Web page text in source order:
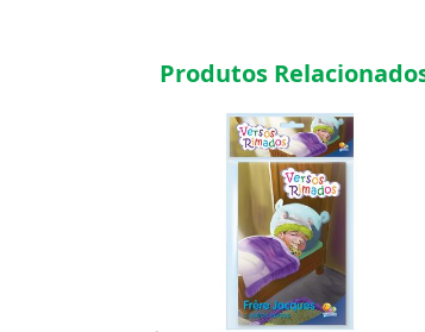
Produtos